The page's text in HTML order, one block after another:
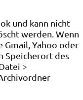
und kann nicht
werden. Wenn
Gmail, Yahoo oder
Speicherort des
>